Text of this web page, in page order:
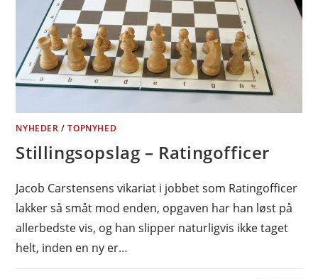
NYHEDER /TOPNYHED
Stillingsopslag – Ratingofficer
Jacob Carstensens vikariat i jobbet som Ratingofficer
lakker så småt mod enden, opgaven har han løst på
allerbedste vis, og han slipper naturligvis ikke taget
helt, inden en ny er…